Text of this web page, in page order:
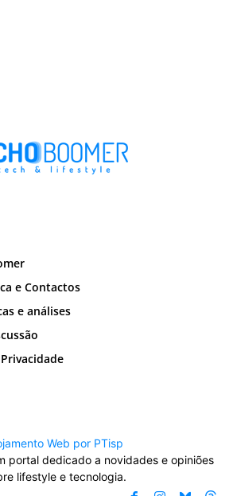
e Contactos
e análises
Web por PTisp
portal dedicado a novidades e opiniões
lifestyle e tecnologia.